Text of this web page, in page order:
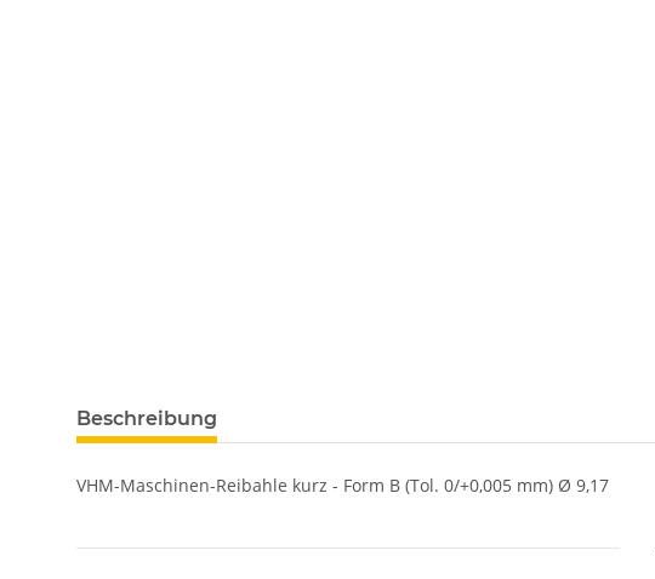
weitere Registerkarten anzeigen
Beschreibung
VHM-Maschinen-Reibahle kurz - Form B (Tol. 0/+0,005 mm) Ø 9,17